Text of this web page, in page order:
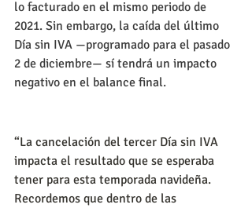
lo facturado en el mismo periodo de
2021. Sin embargo, la caída del último
Día sin IVA —programado para el pasado
2 de diciembre— sí tendrá un impacto
negativo en el balance final.
“La cancelación del tercer Día sin IVA
impacta el resultado que se esperaba
tener para esta temporada navideña.
Recordemos que dentro de las